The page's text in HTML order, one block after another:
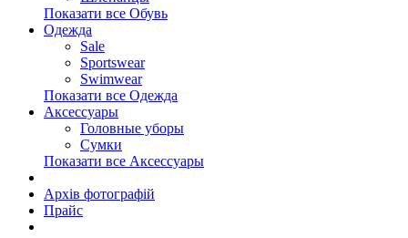
Показати все Обувь
Одежда
Sale
Sportswear
Swimwear
Показати все Одежда
Аксессуары
Головные уборы
Сумки
Показати все Аксессуары
Архів фотографій
Прайс